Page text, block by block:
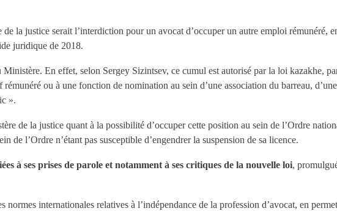
la justice serait l’interdiction pour un avocat d’occuper un autre emploi rémunéré,
juridique de 2018.
En effet, selon Sergey Sizintsev, ce cumul est autorisé par la loi kazakhe,
ou à une fonction de nomination au sein d’une association du barreau,
».
de la justice quant à la possibilité d’occuper cette position au sein de l’Ordre
de l’Ordre n’étant pas susceptible d’engendrer la suspension de sa licence.
à ses prises de parole et notamment à ses critiques de la nouvelle loi,
internationales relatives à l’indépendance de la profession d’avocat, en